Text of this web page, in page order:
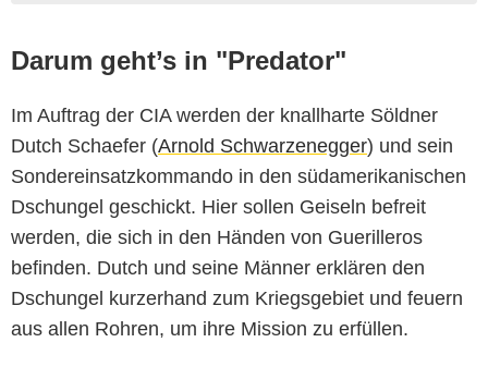
Darum geht’s in "Predator"
Im Auftrag der CIA werden der knallharte Söldner
Dutch Schaefer (Arnold Schwarzenegger) und sein
Sondereinsatzkommando in den südamerikanischen
Dschungel geschickt. Hier sollen Geiseln befreit
werden, die sich in den Händen von Guerilleros
befinden. Dutch und seine Männer erklären den
Dschungel kurzerhand zum Kriegsgebiet und feuern
aus allen Rohren, um ihre Mission zu erfüllen.